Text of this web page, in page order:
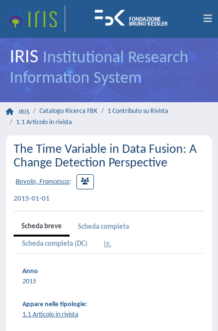
IRIS Institutional Research
Information System
IRIS Catalogo Ricerca FBK
1 Contributo su Rivista
1.1 Articolo in rivista
The Time Variable in Data Fusion: A
Change Detection Perspective
Bovolo, Francesca;
2015-01-01
Scheda breve Scheda completa
Scheda completa (DC)
Anno
2015
Appare nelle tipologie:
1.1 Articolo in rivista